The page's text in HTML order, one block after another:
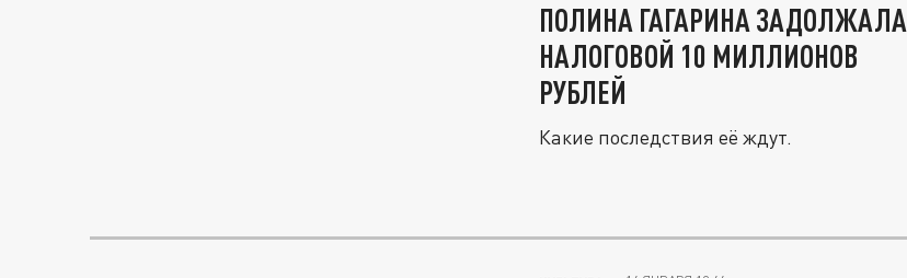
ПОЛИНА ГАГАРИНА ЗАДОЛЖАЛА
НАЛОГОВОЙ 10 МИЛЛИОНОВ
РУБЛЕЙ
Какие последствия её ждут.